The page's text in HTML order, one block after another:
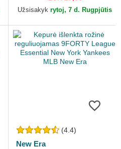
Dodgers MLB New Era
Užsisakyk rytoj, 7 d. Rugpjūtis
(4.4)
New Era